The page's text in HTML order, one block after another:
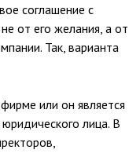
соглашение с
от его желания, а от
Так, варианта
или он является
лица. В